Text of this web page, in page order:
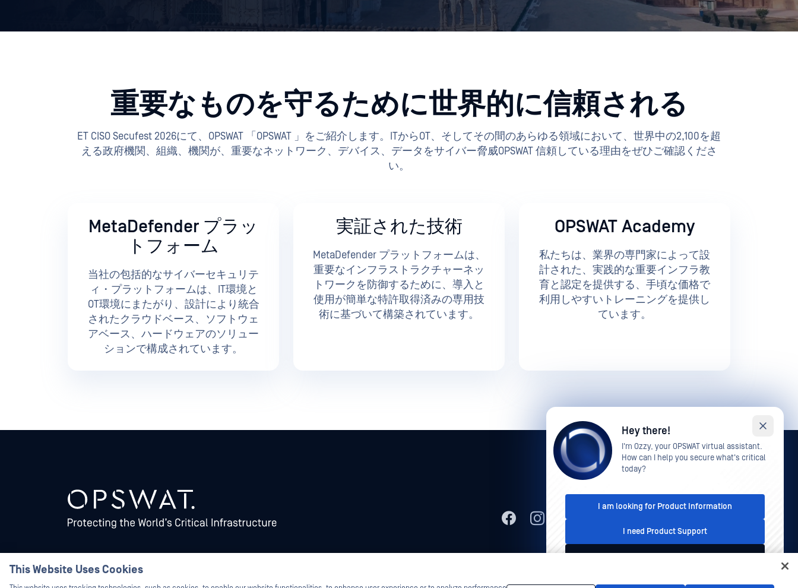
重要なものを守るために世界的に信頼される
ET CISO Secufest 2026にて、OPSWAT 「OPSWAT 」をご紹介します。ITからOT、そしてその間のあらゆる領域において、世界中の2,100を超
える政府機関、組織、機関が、重要なネットワーク、デバイス、データをサイバー脅威OPSWAT 信頼している理由をぜひご確認くださ
い。
MetaDefender プラッ
トフォーム
当社の包括的なサイバーセキュリテ
ィ・プラットフォームは、IT環境と
OT環境にまたがり、設計により統合
されたクラウドベース、ソフトウェ
アベース、ハードウェアのソリュー
ションで構成されています。
実証された技術
MetaDefender プラットフォームは、
重要なインフラストラクチャーネッ
トワークを防御するために、導入と
使用が簡単な特許取得済みの専用技
術に基づいて構築されています。
OPSWAT Academy
私たちは、業界の専門家によって設
計された、実践的な重要インフラ教
育と認定を提供する、手頃な価格で
利用しやすいトレーニングを提供し
ています。
©2026OPSWAT . All rights reserved.OPSWAT、MetaDefender、Metascan、MetaAccess、OPSWAT 、Trust no File. Trust No Device.、OPSWAT 、
Join the Huntは、OPSWAT の商標です。第三者の商標は、それぞれの所有者の財産です。
This Website Uses Cookies
Hey there!
I'm Ozzy, your OPSWAT virtual assistant.
How can I help you secure what's critical
today?
I am looking for Product Information
I need Product Support